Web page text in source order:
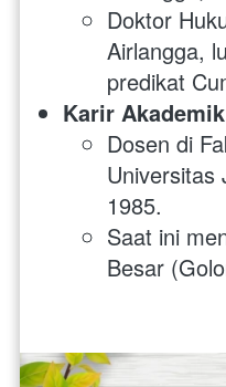
Doktor
Airlangga,
predikat
Karir Akademik
Dosen di
Universitas
1985.
Saat ini
Besar